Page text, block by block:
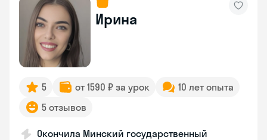
Ирина
5 от 1590 ₽ за урок
10 лет опыта
5 отзывов
Окончила Минский государственный